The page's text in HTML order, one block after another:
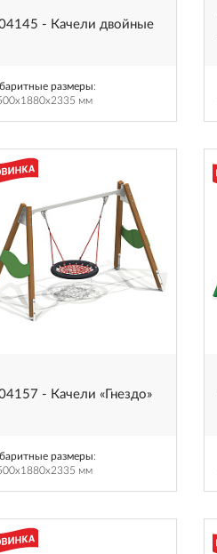
- Качели двойные
размеры:
мм
- Качели «Гнездо»
размеры:
мм